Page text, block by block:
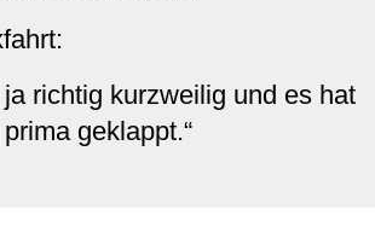
ja richtig kurzweilig und es hat
geklappt.“